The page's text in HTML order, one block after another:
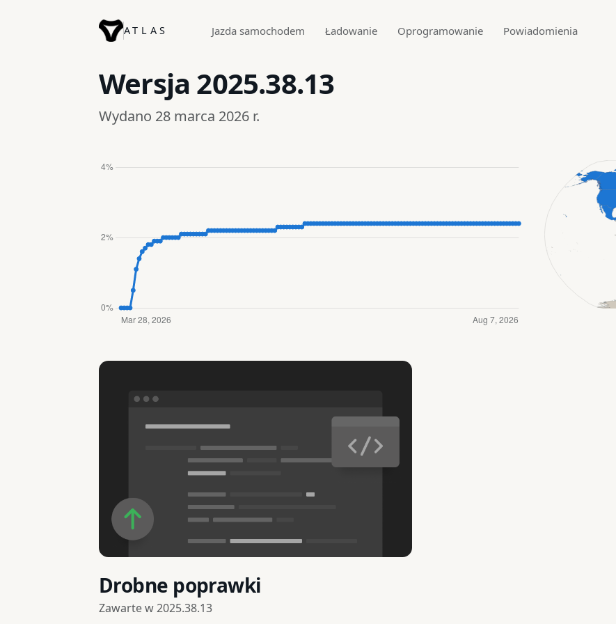
ATLAS Jazda samochodem Ładowanie Oprogramowanie Powiadomienia
Wersja 2025.38.13
Wydano 28 marca 2026 r.
Drobne poprawki
Zawarte w2025.38.13